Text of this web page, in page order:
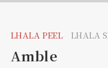
LHALA PEEL LHALA
Amble